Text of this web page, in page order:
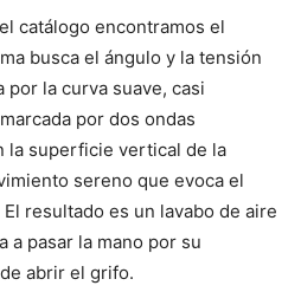
catálogo encontramos el
busca el ángulo y la tensión
por la curva suave, casi
por dos ondas
la superficie vertical de la
sereno que evoca el
resultado es un lavabo de aire
a pasar la mano por su
abrir el grifo.